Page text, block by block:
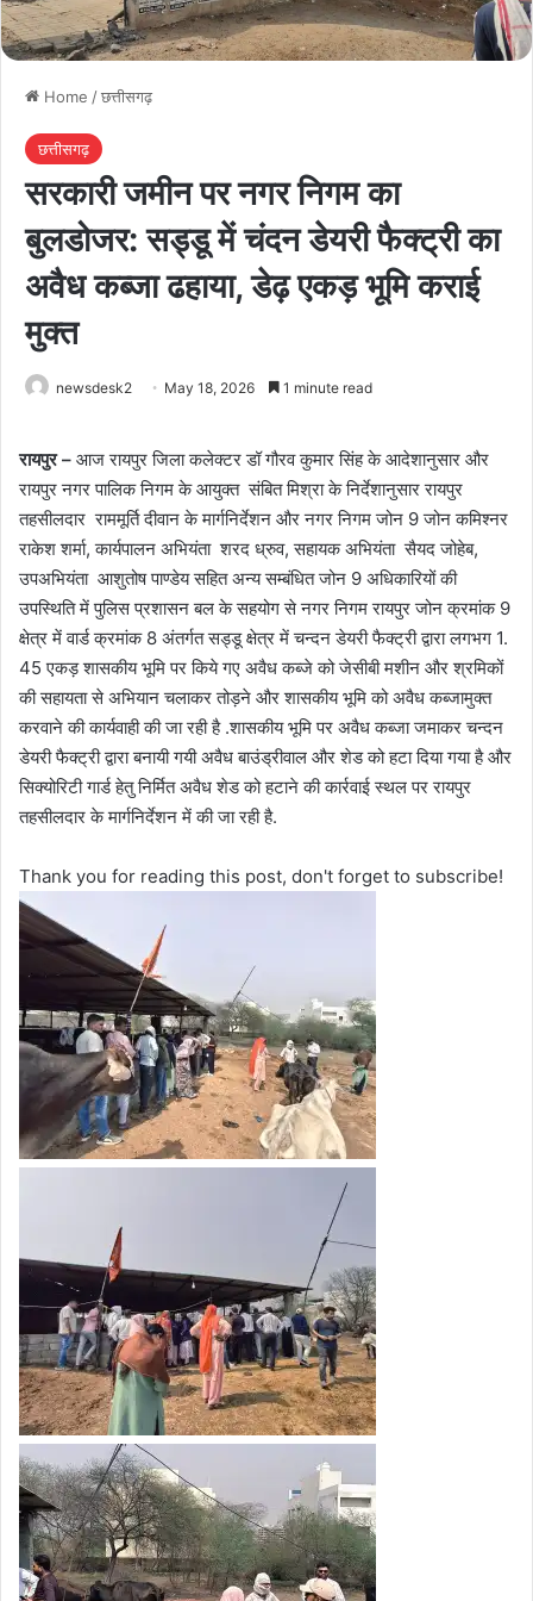
Home /छत्तीसगढ़
छत्तीसगढ़
सरकारी जमीन पर नगर निगम का
बुलडोजर: सड्डू में चंदन डेयरी फैक्ट्री का
अवैध कब्जा ढहाया, डेढ़ एकड़ भूमि कराई
मुक्त
newsdesk2 May 18, 2026 1 minute read
रायपुर – आज रायपुर जिला कलेक्टर डॉ गौरव कुमार सिंह के आदेशानुसार और
रायपुर नगर पालिक निगम के आयुक्त संबित मिश्रा के निर्देशानुसार रायपुर
तहसीलदार राममूर्ति दीवान के मार्गनिर्देशन और नगर निगम जोन 9 जोन कमिश्नर
राकेश शर्मा, कार्यपालन अभियंता शरद ध्रुव, सहायक अभियंता सैयद जोहेब,
उपअभियंता आशुतोष पाण्डेय सहित अन्य सम्बंधित जोन 9 अधिकारियों की
उपस्थिति में पुलिस प्रशासन बल के सहयोग से नगर निगम रायपुर जोन क्रमांक 9
क्षेत्र में वार्ड क्रमांक 8 अंतर्गत सड्डू क्षेत्र में चन्दन डेयरी फैक्ट्री द्वारा लगभग 1.
45 एकड़ शासकीय भूमि पर किये गए अवैध कब्जे को जेसीबी मशीन और श्रमिकों
की सहायता से अभियान चलाकर तोड़ने और शासकीय भूमि को अवैध कब्जामुक्त
करवाने की कार्यवाही की जा रही है .शासकीय भूमि पर अवैध कब्जा जमाकर चन्दन
डेयरी फैक्ट्री द्वारा बनायी गयी अवैध बाउंड्रीवाल और शेड को हटा दिया गया है और
सिक्योरिटी गार्ड हेतु निर्मित अवैध शेड को हटाने की कार्रवाई स्थल पर रायपुर
तहसीलदार के मार्गनिर्देशन में की जा रही है.
Thank you for reading this post, don't forget to subscribe!